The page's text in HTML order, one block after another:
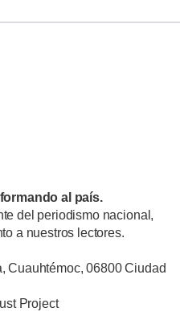
al país.
del periodismo nacional,
a nuestros lectores.
Cuauhtémoc, 06800 Ciudad
Project